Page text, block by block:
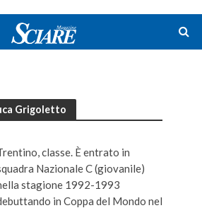
Grigoletto
classe. È entrato in
Nazionale C (giovanile)
stagione 1992-1993
in Coppa del Mondo nel